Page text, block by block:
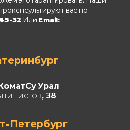
вас по
32 Или Email:
Урал
38
Петербург